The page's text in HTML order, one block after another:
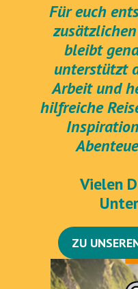
Für euch
bleibt
unterstützt
Arbeit und
hilfreiche
Vielen
ZU